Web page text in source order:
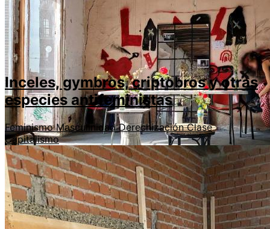
Inceles, gymbros, criptobros y otras
especies antifeministas
FeminismoMasculinidadDerechizaciónClase
Capitalismo